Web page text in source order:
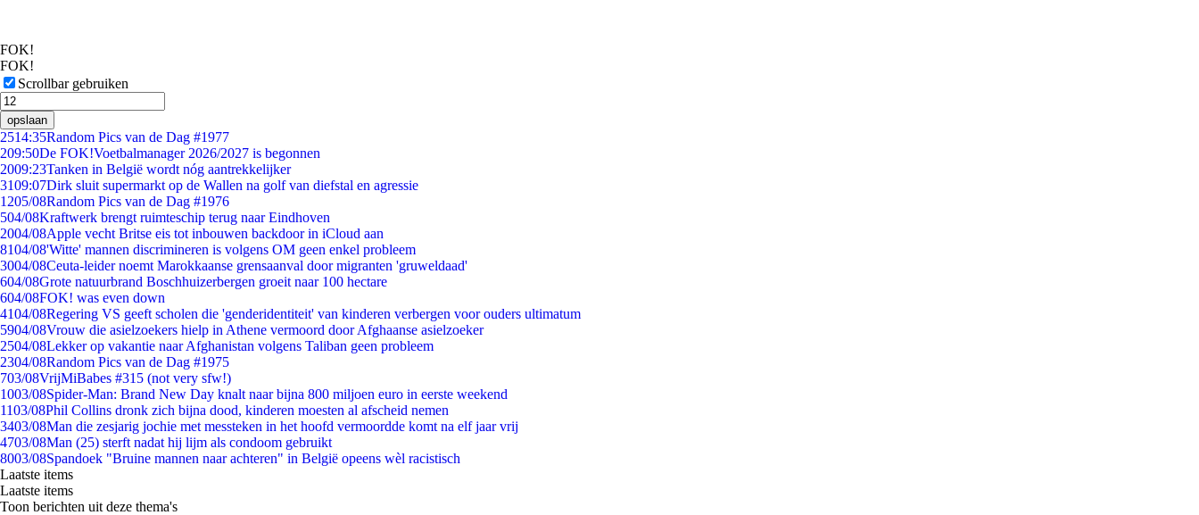
FOK!
FOK!
Scrollbar gebruiken
opslaan
2514:35Random Pics van de Dag #1977
209:50De FOK!Voetbalmanager 2026/2027 is begonnen
2009:23Tanken in België wordt nóg aantrekkelijker
3109:07Dirk sluit supermarkt op de Wallen na golf van diefstal en agressie
1205/08Random Pics van de Dag #1976
504/08Kraftwerk brengt ruimteschip terug naar Eindhoven
2004/08Apple vecht Britse eis tot inbouwen backdoor in iCloud aan
8104/08'Witte' mannen discrimineren is volgens OM geen enkel probleem
3004/08Ceuta-leider noemt Marokkaanse grensaanval door migranten 'gruweldaad'
604/08Grote natuurbrand Boschhuizerbergen groeit naar 100 hectare
604/08FOK! was even down
4104/08Regering VS geeft scholen die 'genderidentiteit' van kinderen verbergen voor ouders ultimatum
5904/08Vrouw die asielzoekers hielp in Athene vermoord door Afghaanse asielzoeker
2504/08Lekker op vakantie naar Afghanistan volgens Taliban geen probleem
2304/08Random Pics van de Dag #1975
703/08VrijMiBabes #315 (not very sfw!)
1003/08Spider-Man: Brand New Day knalt naar bijna 800 miljoen euro in eerste weekend
1103/08Phil Collins dronk zich bijna dood, kinderen moesten al afscheid nemen
3403/08Man die zesjarig jochie met messteken in het hoofd vermoordde komt na elf jaar vrij
4703/08Man (25) sterft nadat hij lijm als condoom gebruikt
8003/08Spandoek "Bruine mannen naar achteren" in België opeens wèl racistisch
Laatste items
Laatste items
Toon berichten uit deze thema's